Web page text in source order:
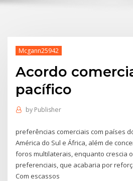
Mcgann25942
Acordo
pacífico
by Publisher
preferências comerciais com países
América do Sul e África, além de
foros multilaterais, enquanto crescia
preferenciais, que acabaria por
Com escassos